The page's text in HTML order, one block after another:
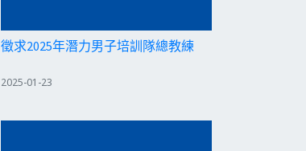
徵求2025年潛力男子培訓隊總教練
2025-01-23